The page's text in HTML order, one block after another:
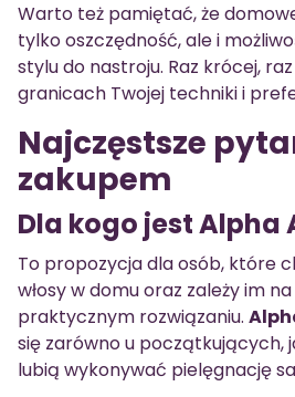
Warto też pamiętać, że
tylko oszczędność, ale i
stylu do nastroju. Raz krócej,
granicach Twojej techniki i
Najczęstsze
zakupem
Dla kogo jest Alpha
To propozycja dla osób, które
włosy w domu oraz zależy im
praktycznym rozwiązaniu.
się zarówno u początkujących,
lubią wykonywać pielęgnację